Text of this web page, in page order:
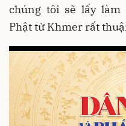
chúng tôi sẽ lấy
Phật tử Khmer rất